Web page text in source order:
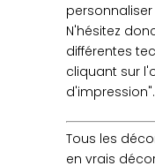
N'hésitez
différentes
cliquant sur
d'impression".
Tous les
en vrais